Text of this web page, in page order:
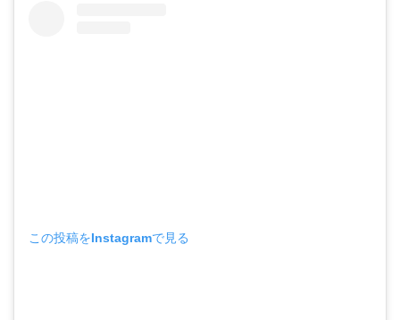
この投稿をInstagramで見る